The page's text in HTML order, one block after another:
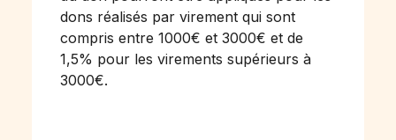
dons réalisés par virement qui sont
compris entre 1000€ et 3000€ et de
1,5% pour les virements supérieurs à
3000€.